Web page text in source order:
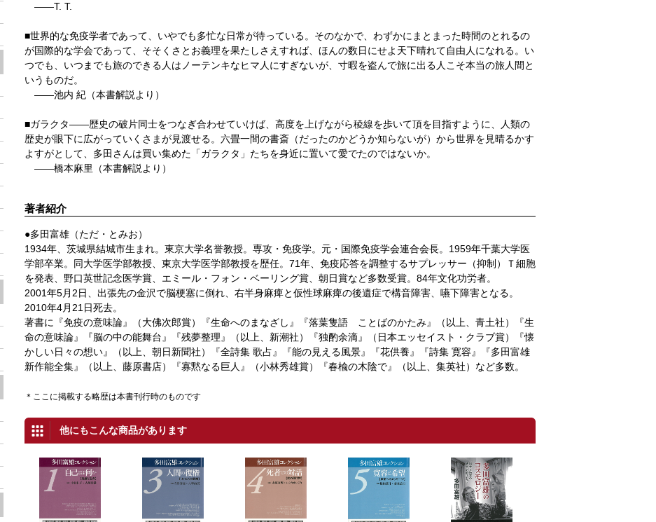
――T. T.
■世界的な免疫学者であって、いやでも多忙な日常が待っている。そのなかで、わずかにまとまった時間のとれるの
が国際的な学会であって、そそくさとお義理を果たしさえすれば、ほんの数日にせよ天下晴れて自由人になれる。い
つでも、いつまでも旅のできる人はノーテンキなヒマ人にすぎないが、寸暇を盗んで旅に出る人こそ本当の旅人間と
いうものだ。
――池内 紀（本書解説より）
■ガラクタ――歴史の破片同士をつなぎ合わせていけば、高度を上げながら稜線を歩いて頂を目指すように、人類の
歴史が眼下に広がっていくさまが見渡せる。六畳一間の書斎（だったのかどうか知らないが）から世界を見晴るかす
よすがとして、多田さんは買い集めた「ガラクタ」たちを身近に置いて愛でたのではないか。
――橋本麻里（本書解説より）
著者紹介
●多田富雄（ただ・とみお）
1934年、茨城県結城市生まれ。東京大学名誉教授。専攻・免疫学。元・国際免疫学会連合会長。1959年千葉大学医
学部卒業。同大学医学部教授、東京大学医学部教授を歴任。71年、免疫応答を調整するサプレッサー（抑制）Ｔ細胞
を発表、野口英世記念医学賞、エミール・フォン・ベーリング賞、朝日賞など多数受賞。84年文化功労者。
2001年5月2日、出張先の金沢で脳梗塞に倒れ、右半身麻痺と仮性球麻痺の後遺症で構音障害、嚥下障害となる。
2010年4月21日死去。
著書に『免疫の意味論』（大佛次郎賞）『生命へのまなざし』『落葉隻語 ことばのかたみ』（以上、青土社）『生
命の意味論』『脳の中の能舞台』『残夢整理』（以上、新潮社）『独酌余滴』（日本エッセイスト・クラブ賞）『懐
かしい日々の想い』（以上、朝日新聞社）『全詩集 歌占』『能の見える風景』『花供養』『詩集 寛容』『多田富雄
新作能全集』（以上、藤原書店）『寡黙なる巨人』（小林秀雄賞）『春楡の木陰で』（以上、集英社）など多数。
＊ここに掲載する略歴は本書刊行時のものです
他にもこんな商品があります